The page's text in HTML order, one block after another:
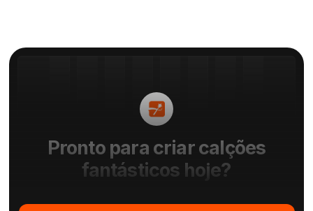
Pronto para criar calções
fantásticos hoje?